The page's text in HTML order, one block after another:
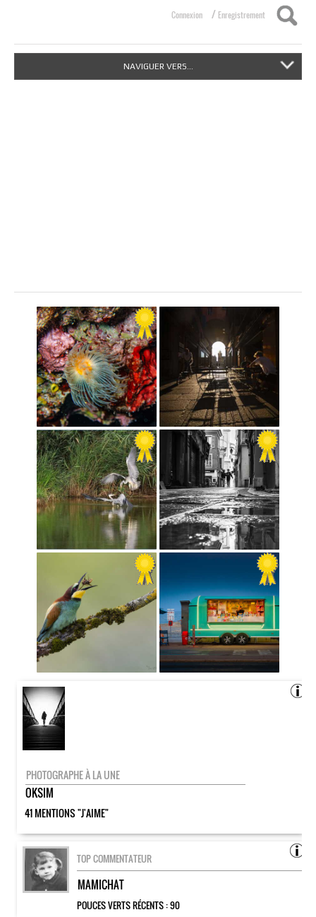
Connexion / Enregistrement
NAVIGUER VERS...
PHOTOGRAPHE À LA UNE
OKSIM
41 MENTIONS "J'AIME"
TOP COMMENTATEUR
MAMICHAT
POUCES VERTS RÉCENTS :90